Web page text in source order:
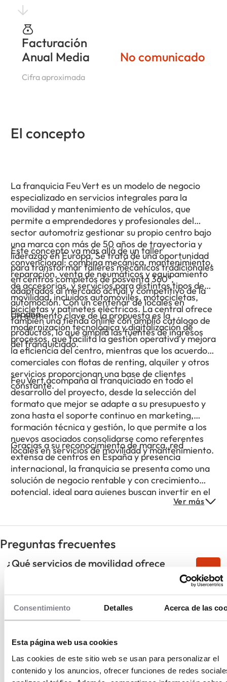
Consentimiento Detalles Acerca de las
Esta página web usa cookies
Las cookies de este sitio web se usan para personalizar el
contenido y los anuncios, ofrecer funciones de redes
Facturación
Anual Media
Cifra aproximada
No comunicado
El concepto
La franquicia Feu Vert es un modelo de negocio
especializado en servicios integrales para la
movilidad y mantenimiento de vehículos, que
permite a emprendedores y profesionales del
sector automotriz gestionar su propio centro bajo
una marca con más de 50 años de trayectoria y
liderazgo en Europa. Se trata de una oportunidad
para transformar talleres mecánicos tradicionales
en centros completos de posventa 360°,
adaptados al mercado actual y competitivo de la
automoción. Con un centenar de locales en
España.
Este concepto va más allá de un taller
convencional: combina mecánica, mantenimiento,
reparación, venta de neumáticos y equipamiento
de accesorios, y servicios para distintos tipos de
movilidad, incluidos automóviles, motocicletas,
bicicletas y patinetes eléctricos. La central ofrece
también una tienda online con amplio catálogo de
productos, lo que amplía las fuentes de ingresos
del franquiciado.
Un elemento clave de la propuesta es la
modernización tecnológica y digitalización de
procesos, que facilita la gestión operativa y mejora
la eficiencia del centro, mientras que los acuerdos
comerciales con flotas de renting, alquiler y otros
servicios proporcionan una base de clientes
constante.
Feu Vert acompaña al franquiciado en todo el
desarrollo del proyecto, desde la selección del
formato que mejor se adapte a su presupuesto y
zona hasta el soporte continuo en marketing,
formación técnica y gestión, lo que permite a los
nuevos asociados consolidarse como referentes
locales en servicios de movilidad y mantenimiento.
Gracias a su reconocimiento de marca, red
extensa de centros en España y presencia
internacional, la franquicia se presenta como una
solución de negocio rentable y con crecimiento
potencial, ideal para quienes buscan invertir en el
sector automoción con el respaldo de una marca
Ver más
Preguntas frecuentes
¿Qué servicios de movilidad ofrece
comerciales de Feu Vert?
¿Qué nuevos servicios adicionales
incorpora la franquicia?
¿Cómo ayuda la digitalización al